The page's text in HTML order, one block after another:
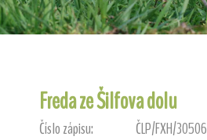
Freda ze Šilfova dolu
Číslo zápisu: ČLP/FXH/30506